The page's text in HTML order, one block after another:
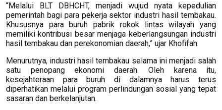
“Melalui BLT DBHCHT, menjadi wujud nyata kepedulian
pemerintah bagi para pekerja sektor industri hasil tembakau.
Khususnya para buruh pabrik rokok lintas wilayah yang
memiliki kontribusi besar menjaga keberlangsungan industri
hasil tembakau dan perekonomian daerah,” ujar Khofifah.
Menurutnya, industri hasil tembakau selama ini menjadi salah
satu penopang ekonomi daerah. Oleh karena itu,
kesejahteraan para buruh di dalamnya harus terus
diperhatikan melalui program perlindungan sosial yang tepat
sasaran dan berkelanjutan.